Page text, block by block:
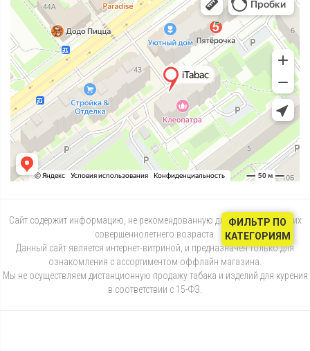
Сайт содержит информацию, не рекомендованную для лиц, не достигших
совершеннолетнего возраста.
Данный сайт является интернет-витриной, и предназначен только для
ознакомления с ассортиментом оффлайн магазина.
Мы не осуществляем дистанционную продажу табака и изделий для курения
в соответствии с 15-ФЗ.
ФИЛЬТР ПО
КАТЕГОРИЯМ